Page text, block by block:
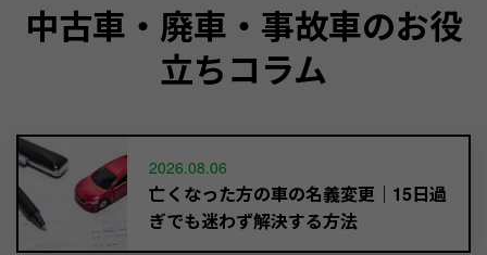
中古車・廃車・事故車のお役
立ちコラム
2026.08.06
亡くなった方の車の名義変更｜15日過
ぎでも迷わず解決する方法